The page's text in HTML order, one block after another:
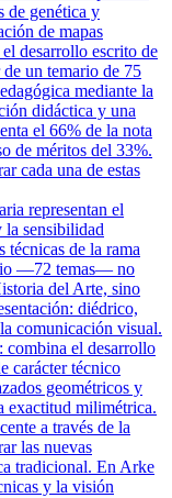
de genética y
de mapas
desarrollo escrito de
un temario de 75
mediante la
didáctica y una
el 66% de la nota
de méritos del 33%.
cada una de estas
representan el
sensibilidad
técnicas de la rama
—72 temas— no
del Arte, sino
diédrico,
comunicación visual.
combina el desarrollo
carácter técnico
geométricos y
exactitud milimétrica.
a través de la
las nuevas
tradicional. En Arke
y la visión